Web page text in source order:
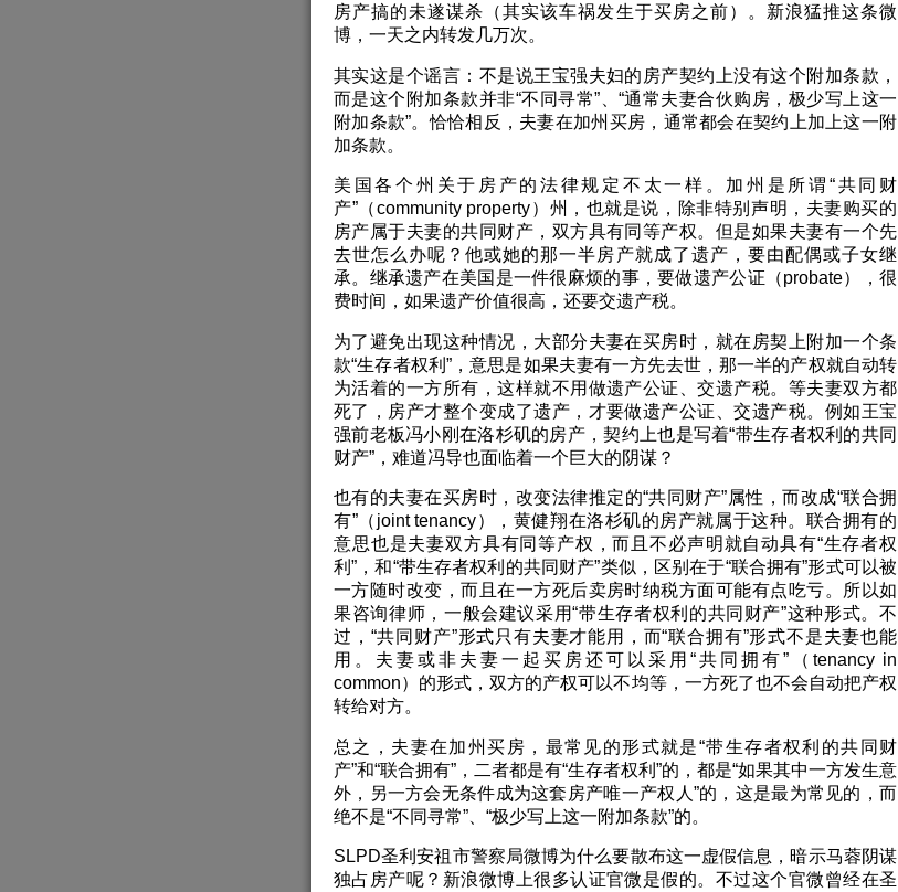
房产搞的未遂谋杀（其实该车祸发生于买房之前）。新浪猛推这条微
博，一天之内转发几万次。
其实这是个谣言：不是说王宝强夫妇的房产契约上没有这个附加条款，
而是这个附加条款并非“不同寻常”、“通常夫妻合伙购房，极少写上这一
附加条款”。恰恰相反，夫妻在加州买房，通常都会在契约上加上这一附
加条款。
美国各个州关于房产的法律规定不太一样。加州是所谓“共同财
产”（community property）州，也就是说，除非特别声明，夫妻购买的
房产属于夫妻的共同财产，双方具有同等产权。但是如果夫妻有一个先
去世怎么办呢？他或她的那一半房产就成了遗产，要由配偶或子女继
承。继承遗产在美国是一件很麻烦的事，要做遗产公证（probate），很
费时间，如果遗产价值很高，还要交遗产税。
为了避免出现这种情况，大部分夫妻在买房时，就在房契上附加一个条
款“生存者权利”，意思是如果夫妻有一方先去世，那一半的产权就自动转
为活着的一方所有，这样就不用做遗产公证、交遗产税。等夫妻双方都
死了，房产才整个变成了遗产，才要做遗产公证、交遗产税。例如王宝
强前老板冯小刚在洛杉矶的房产，契约上也是写着“带生存者权利的共同
财产”，难道冯导也面临着一个巨大的阴谋？
也有的夫妻在买房时，改变法律推定的“共同财产”属性，而改成“联合拥
有”（joint tenancy），黄健翔在洛杉矶的房产就属于这种。联合拥有的
意思也是夫妻双方具有同等产权，而且不必声明就自动具有“生存者权
利”，和“带生存者权利的共同财产”类似，区别在于“联合拥有”形式可以被
一方随时改变，而且在一方死后卖房时纳税方面可能有点吃亏。所以如
果咨询律师，一般会建议采用“带生存者权利的共同财产”这种形式。不
过，“共同财产”形式只有夫妻才能用，而“联合拥有”形式不是夫妻也能
用。夫妻或非夫妻一起买房还可以采用“共同拥有”（tenancy in
common）的形式，双方的产权可以不均等，一方死了也不会自动把产权
转给对方。
总之，夫妻在加州买房，最常见的形式就是“带生存者权利的共同财
产”和“联合拥有”，二者都是有“生存者权利”的，都是“如果其中一方发生意
外，另一方会无条件成为这套房产唯一产权人”的，这是最为常见的，而
绝不是“不同寻常”、“极少写上这一附加条款”的。
SLPD圣利安祖市警察局微博为什么要散布这一虚假信息，暗示马蓉阴谋
独占房产呢？新浪微博上很多认证官微是假的。不过这个官微曾经在圣